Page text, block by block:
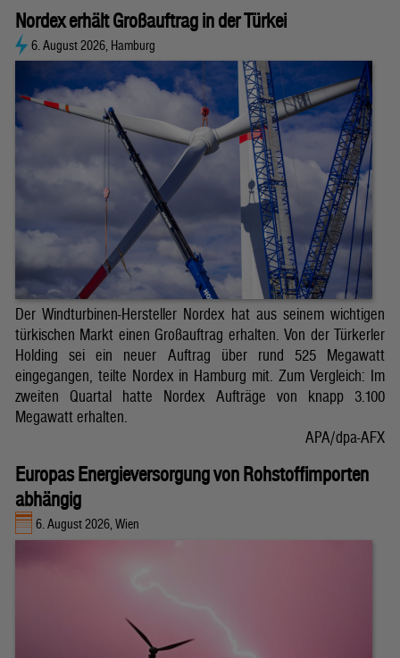
Nordex erhält Großauftrag in der Türkei
6. August 2026, Hamburg
Der Windturbinen-Hersteller Nordex hat aus seinem wichtigen
türkischen Markt einen Großauftrag erhalten. Von der Türkerler
Holding sei ein neuer Auftrag über rund 525 Megawatt
eingegangen, teilte Nordex in Hamburg mit. Zum Vergleich: Im
zweiten Quartal hatte Nordex Aufträge von knapp 3.100
Megawatt erhalten.
APA/dpa-AFX
Europas Energieversorgung von Rohstoffimporten
abhängig
6. August 2026, Wien